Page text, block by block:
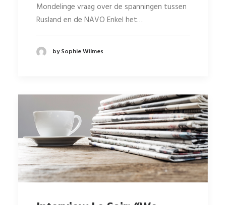
Mondelinge vraag over de spanningen tussen
Rusland en de NAVO Enkel het…
by Sophie Wilmes